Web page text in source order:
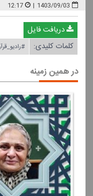
1403/09/03
|
12:17
دریافت فایل
کلمات کلیدی:
در همین زمینه